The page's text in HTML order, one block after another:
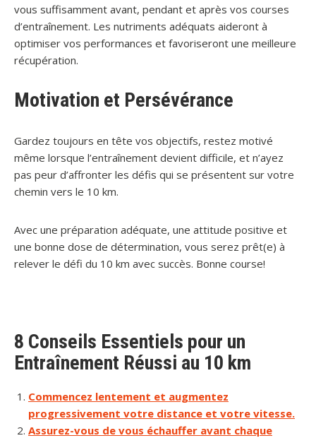
vous suffisamment avant, pendant et après vos courses
d’entraînement. Les nutriments adéquats aideront à
optimiser vos performances et favoriseront une meilleure
récupération.
Motivation et Persévérance
Gardez toujours en tête vos objectifs, restez motivé
même lorsque l’entraînement devient difficile, et n’ayez
pas peur d’affronter les défis qui se présentent sur votre
chemin vers le 10 km.
Avec une préparation adéquate, une attitude positive et
une bonne dose de détermination, vous serez prêt(e) à
relever le défi du 10 km avec succès. Bonne course!
8 Conseils Essentiels pour un
Entraînement Réussi au 10 km
Commencez lentement et augmentez
progressivement votre distance et votre vitesse.
Assurez-vous de vous échauffer avant chaque